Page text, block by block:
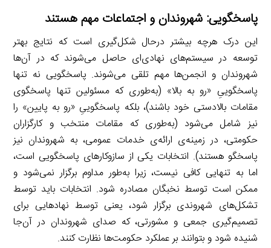
پاسخگویی: شهروندان واجتماعات مهم هستند
این درک هرچه بیشتر درحال شکل‌گیری است که نتایج بهتر
توسعه در سیستم‌های نهادی‌ای حاصل می‌شوند که در آن‌ها
شهروندان و انجمن‌ها مهم تلقی می‌شوند. پاسخگویی نه تنها
پاسخگوییِ «رو به بالا» (به‌طوری که مسئولین تنها پاسخگوی
مقامات بالادستی خود باشند)، بلکه پاسخگوییِ «رو به پایین» را
نیز شامل می‌شود (به‌طوری که مقامات منتخب و کارگزاران
حکومتی، در زمینه‌ی ارائه‌ی خدمات عمومی، به شهروندان نیز
پاسخگو هستند). انتخابات یکی از سازوکارهای پاسخگویی است،
اما به تنهایی کافی نیست، زیرا به‌طور مداوم برگزار نمی‌شود و
ممکن است توسط نخبگان مصادره شود. انتخابات باید توسط
تشکل‌های شهروندی برگزار شود، یعنی توسط نهادهایی برای
تصمیم‌گیری جمعی و مشورتی، که صدای شهروندان در آن‌جا
شنیده شود و بتوانند بر عملکرد حکومت‌ها نظارت کنند.